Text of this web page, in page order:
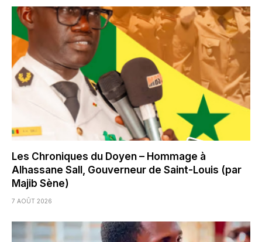
Les Chroniques du Doyen – Hommage à
Alhassane Sall, Gouverneur de Saint-Louis (par
Majib Sène)
7 AOÛT 2026